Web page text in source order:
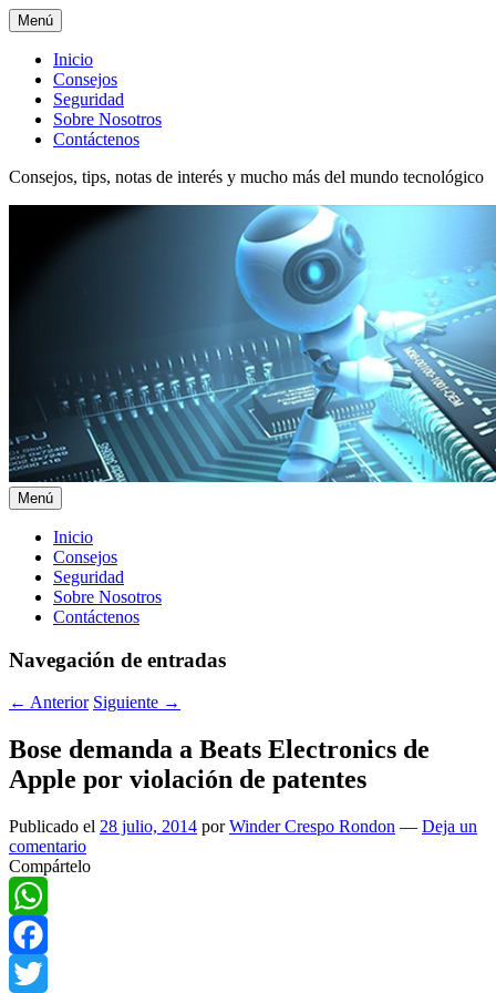
Menú
Menú
superior
Inicio
Consejos
Seguridad
Sobre Nosotros
Contáctenos
Consejos, tips, notas de interés y mucho más del mundo tecnológico
Menú
Menú
principal
Inicio
Consejos
Seguridad
Sobre Nosotros
Contáctenos
Navegación de entradas
← Anterior Siguiente →
Bose demanda a Beats Electronics de
Apple por violación de patentes
Publicado el 28 julio, 2014 porWinder Crespo Rondon — Deja un
comentario
Compártelo
WhatsApp
Facebook